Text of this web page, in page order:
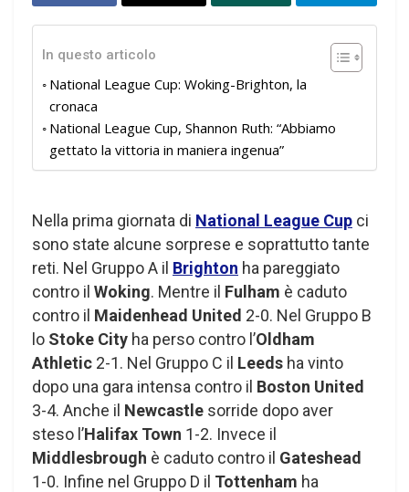
In questo articolo
National League Cup: Woking-Brighton, la
cronaca
National League Cup, Shannon Ruth: “Abbiamo
gettato la vittoria in maniera ingenua”
Nella prima giornata di National League Cup ci
sono state alcune sorprese e soprattutto tante
reti. Nel Gruppo A il Brighton ha pareggiato
contro il Woking. Mentre il Fulham è caduto
contro il Maidenhead United 2-0. Nel Gruppo B
lo Stoke City ha perso contro l’Oldham
Athletic 2-1. Nel Gruppo C il Leeds ha vinto
dopo una gara intensa contro il Boston United
3-4. Anche il Newcastle sorride dopo aver
steso l’Halifax Town 1-2. Invece il
Middlesbrough è caduto contro il Gateshead
1-0. Infine nel Gruppo D il Tottenham ha